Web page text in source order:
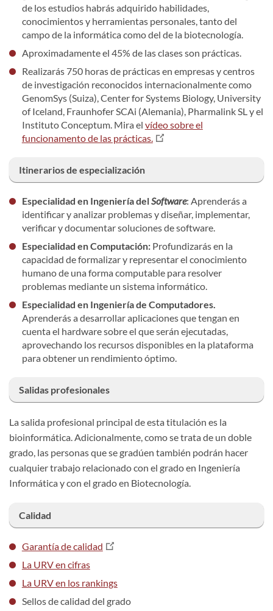
de los estudios habrás adquirido habilidades,
conocimientos y herramientas personales, tanto del
campo de la informática como del de la biotecnología.
Aproximadamente el 45% de las clases son prácticas.
Realizarás 750 horas de prácticas en empresas y centros
de investigación reconocidos internacionalmente como
GenomSys (Suiza), Center for Systems Biology, University
of Iceland, Fraunhofer SCAi (Alemania), Pharmalink SL y el
Instituto Conceptum. Mira el vídeo sobre el
funcionamento de las prácticas.
Itinerarios de especialización
Especialidad en Ingeniería delSoftware: Aprenderás a
identificar y analizar problemas y diseñar, implementar,
verificar y documentar soluciones de software.
Especialidad en Computación:Profundizarás en la
capacidad de formalizar y representar el conocimiento
humano de una forma computable para resolver
problemas mediante un sistema informático.
Especialidad en Ingeniería de Computadores.
Aprenderás a desarrollar aplicaciones que tengan en
cuenta el hardware sobre el que serán ejecutadas,
aprovechando los recursos disponibles en la plataforma
para obtener un rendimiento óptimo.
Salidas profesionales
La salida profesional principal de esta titulación es la
bioinformática. Adicionalmente, como se trata de un doble
grado, las personas que se gradúen también podrán hacer
cualquier trabajo relacionado con el grado en Ingeniería
Informática y con el grado en Biotecnología.
Calidad
Garantía de calidad
La URV en cifras
La URV en los rankings
Sellos de calidad del grado